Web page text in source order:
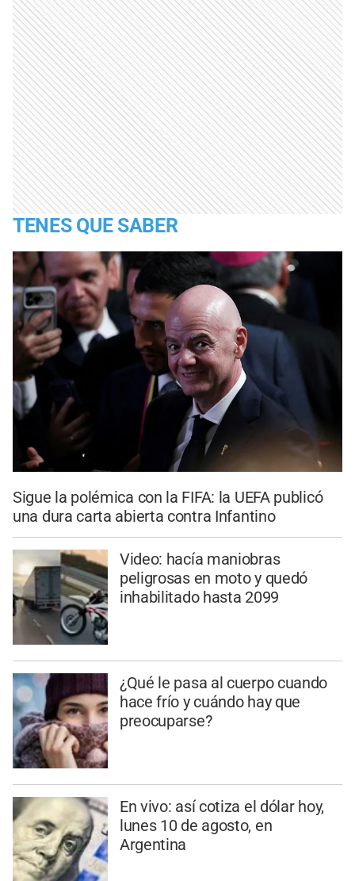
TENES QUE SABER
Sigue la polémica con la FIFA: la UEFA publicó
una dura carta abierta contra Infantino
Video: hacía maniobras
peligrosas en moto y quedó
inhabilitado hasta 2099
¿Qué le pasa al cuerpo cuando
hace frío y cuándo hay que
preocuparse?
En vivo: así cotiza el dólar hoy,
lunes 10 de agosto, en
Argentina